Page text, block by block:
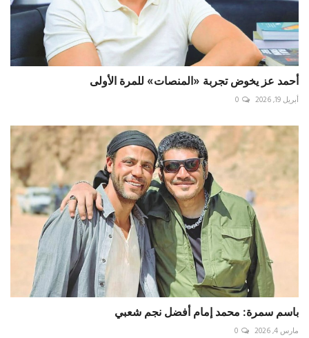
أحمد عز يخوض تجربة «المنصات» للمرة الأولى
أبريل 19, 2026 0
باسم سمرة: محمد إمام أفضل نجم شعبي
مارس 4, 2026 0